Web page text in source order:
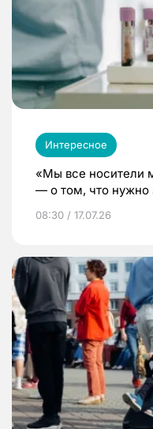
Интересное
«Мы все носители
— о том, что нужно
08:30 / 17.07.26